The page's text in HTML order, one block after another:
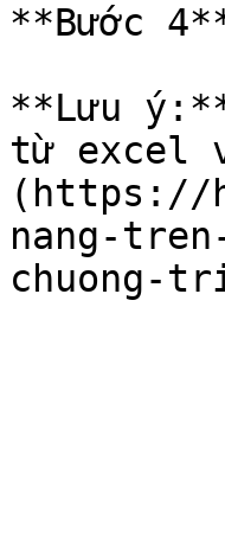
**Bước
**Lưu
từ excel
(https://
nang-